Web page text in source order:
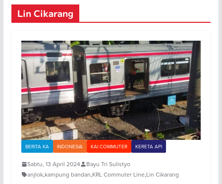
Lin Cikarang
BERITA KA INDONESIA KAI COMMUTER KERETA API
Sabtu, 13 April 2024
Bayu Tri Sulistyo
anjlok,kampung bandan,KRL Commuter Line,Lin Cikarang